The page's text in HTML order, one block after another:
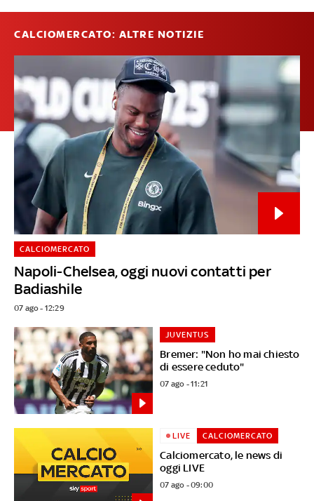
CALCIOMERCATO: ALTRE NOTIZIE
Napoli-Chelsea, oggi nuovi contatti per
Badiashile
CALCIOMERCATO
07 ago - 12:29
Bremer: "Non ho mai chiesto
di essere ceduto"
JUVENTUS
07 ago - 11:21
Calciomercato, le news di
oggi LIVE
LIVE CALCIOMERCATO
07 ago - 09:00